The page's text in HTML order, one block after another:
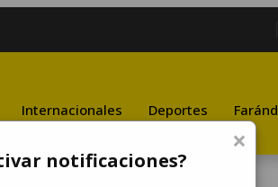
Internacionales Deportes
×
notificaciones?